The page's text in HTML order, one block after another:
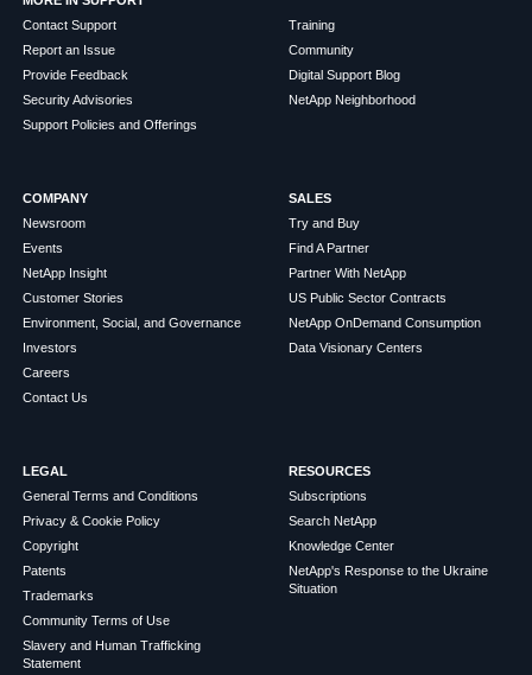
Contact Support
Report an Issue
Provide Feedback
Security Advisories
Support Policies and Offerings
Training
Community
Digital Support Blog
NetApp Neighborhood
COMPANY
Newsroom
Events
NetApp Insight
Customer Stories
Environment, Social, and Governance
Investors
Careers
Contact Us
SALES
Try and Buy
Find A Partner
Partner With NetApp
US Public Sector Contracts
NetApp OnDemand Consumption
Data Visionary Centers
LEGAL
General Terms and Conditions
Privacy & Cookie Policy
Copyright
Patents
Trademarks
Community Terms of Use
Slavery and Human Trafficking
Statement
RESOURCES
Subscriptions
Search NetApp
Knowledge Center
NetApp's Response to the Ukraine
Situation